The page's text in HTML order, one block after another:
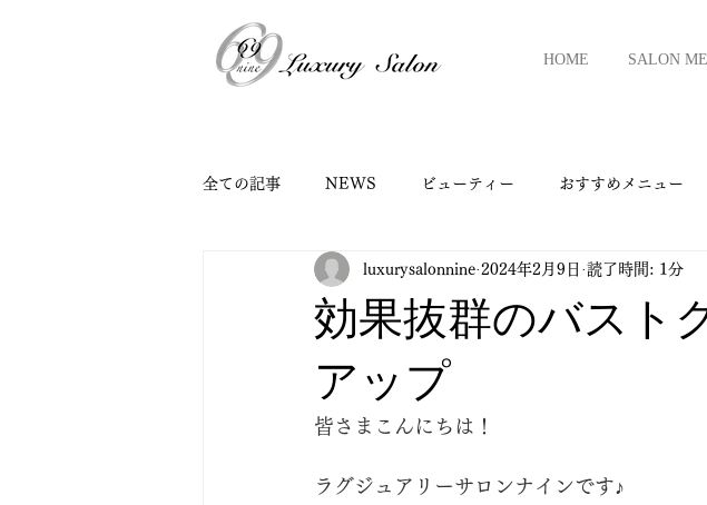
HOME SALON
全ての記事 NEWS ビューティー おすすめメニュー
効果抜群のバスト
アップ
luxurysalonnine 2024年2月9日 読了時間: 1分
皆さまこんにちは！
ラグジュアリーサロンナインです♪